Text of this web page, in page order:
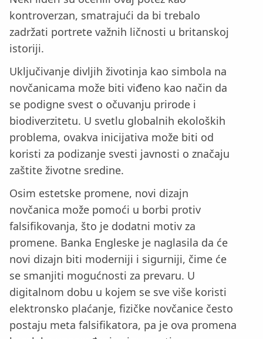
kontroverzan, smatrajući da bi trebalo
zadržati portrete važnih ličnosti u britanskoj
istoriji.
Uključivanje divljih životinja kao simbola na
novčanicama može biti viđeno kao način da
se podigne svest o očuvanju prirode i
biodiverzitetu. U svetlu globalnih ekoloških
problema, ovakva inicijativa može biti od
koristi za podizanje svesti javnosti o značaju
zaštite životne sredine.
Osim estetske promene, novi dizajn
novčanica može pomoći u borbi protiv
falsifikovanja, što je dodatni motiv za
promene. Banka Engleske je naglasila da će
novi dizajn biti moderniji i sigurniji, čime će
se smanjiti mogućnosti za prevaru. U
digitalnom dobu u kojem se sve više koristi
elektronsko plaćanje, fizičke novčanice često
postaju meta falsifikatora, pa je ova promena